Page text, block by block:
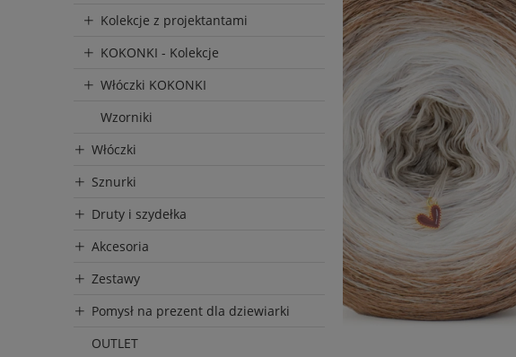
Kolekcje z projektantami
KOKONKI - Kolekcje
Włóczki KOKONKI
Wzorniki
Włóczki
Sznurki
Druty i szydełka
Akcesoria
Zestawy
Pomysł na prezent dla dziewiarki
OUTLET